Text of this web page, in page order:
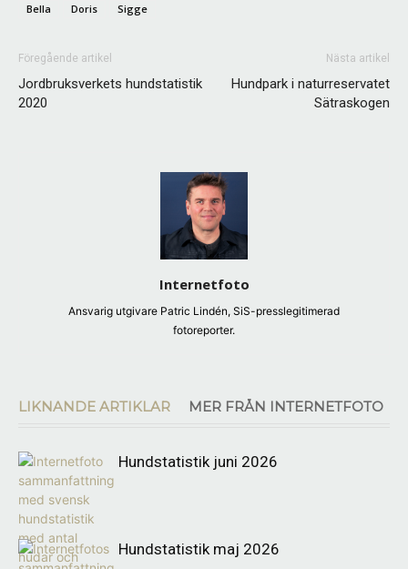
Bella
Doris Sigge
Föregående artikel
Jordbruksverkets hundstatistik
2020
Nästa artikel
Hundpark i naturreservatet
Sätraskogen
Internetfoto
Ansvarig utgivare Patric Lindén, SiS-presslegitimerad
fotoreporter.
LIKNANDE ARTIKLAR MER FRÅN INTERNETFOTO
Hundstatistik juni 2026
Hundstatistik maj 2026